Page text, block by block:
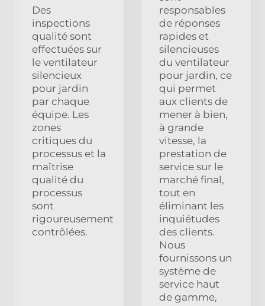
Des
inspections
qualité sont
effectuées sur
le ventilateur
silencieux
pour jardin
par chaque
équipe. Les
zones
critiques du
processus et la
maîtrise
qualité du
processus
sont
rigoureusement
contrôlées.
responsables
de réponses
rapides et
silencieuses
du ventilateur
pour jardin, ce
qui permet
aux clients de
mener à bien,
à grande
vitesse, la
prestation de
service sur le
marché final,
tout en
éliminant les
inquiétudes
des clients.
Nous
fournissons un
système de
service haut
de gamme,